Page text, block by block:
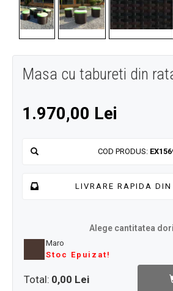
Masa cu tabureti din
1.970,00 Lei
COD PRODUS:
LIVRARE RAPIDA DIN
Alege cantitatea
Maro
Stoc Epuizat!
Total: 0,00 Lei